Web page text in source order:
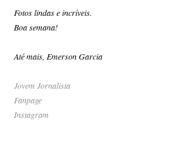
Fotos lindas e incríveis.
Boa semana!
Até mais, Emerson Garcia
Jovem Jornalista
Fanpage
Instagram